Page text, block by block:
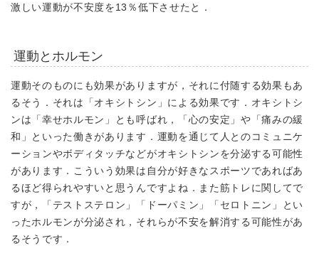
激しい運動が不安度を13％低下させたと．
運動とホルモン
運動そのものにも効果がありますが，それに付随する効果もあ
るそう．それは「オキシトシン」による効果です．オキシトシ
ンは「幸せホルモン」とも呼ばれ，「心の安定」や「痛みの緩
和」といった働きがあります．運動を通じて人とのコミュニケ
ーションやボディタッチなどがオキシトシンを分泌する可能性
があります．こういう効果は自分が好きなスポーツであればあ
るほど得られやすいと思うんですよね．また筋トレに関してで
すが，「テストステロン」「ドーパミン」「セロトニン」とい
ったホルモンが分泌され，それらが不安を解消する可能性があ
るそうです．